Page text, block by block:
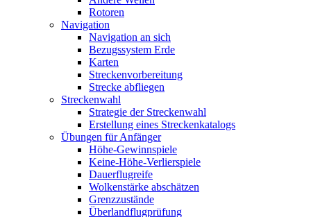
Rotoren
Navigation
Navigation an sich
Bezugssystem Erde
Karten
Streckenvorbereitung
Strecke abfliegen
Streckenwahl
Strategie der Streckenwahl
Erstellung eines Streckenkatalogs
Übungen für Anfänger
Höhe-Gewinnspiele
Keine-Höhe-Verlierspiele
Dauerflugreife
Wolkenstärke abschätzen
Grenzzustände
Überlandflugprüfung